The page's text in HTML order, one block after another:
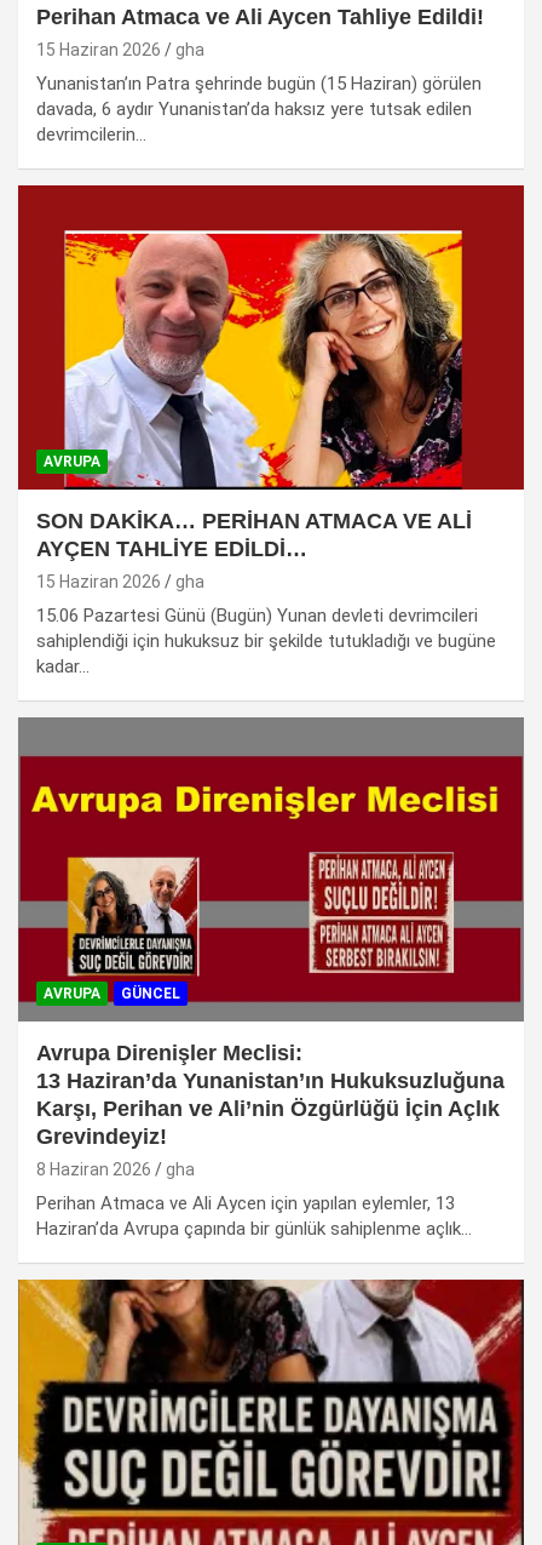
Perihan Atmaca ve Ali Aycen Tahliye Edildi!
15 Haziran 2026 gha
Yunanistan’ın Patra şehrinde bugün (15 Haziran) görülen
davada, 6 aydır Yunanistan’da haksız yere tutsak edilen
devrimcilerin…
AVRUPA
SON DAKİKA… PERİHAN ATMACA VE ALİ
AYÇEN TAHLİYE EDİLDİ…
15 Haziran 2026 gha
15.06 Pazartesi Günü (Bugün) Yunan devleti devrimcileri
sahiplendiği için hukuksuz bir şekilde tutukladığı ve bugüne
kadar…
AVRUPA GÜNCEL
Avrupa Direnişler Meclisi:
13 Haziran’da Yunanistan’ın Hukuksuzluğuna
Karşı, Perihan ve Ali’nin Özgürlüğü İçin Açlık
Grevindeyiz!
8 Haziran 2026 gha
Perihan Atmaca ve Ali Aycen için yapılan eylemler, 13
Haziran’da Avrupa çapında bir günlük sahiplenme açlık…